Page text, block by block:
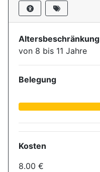
Altersbeschränkung
von 8 bis 11 Jahre
Belegung
Kosten
8.00 €